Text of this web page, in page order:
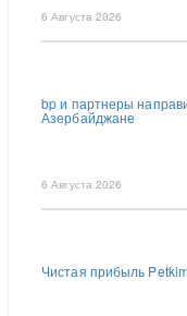
6 Августа 2026
bp и партнеры
Азербайджане
6 Августа 2026
Чистая прибыль